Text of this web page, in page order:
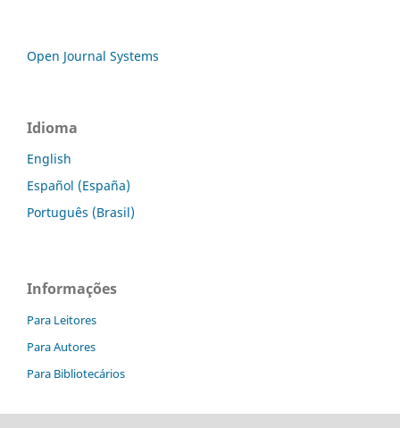
Open Journal Systems
Idioma
English
Español (España)
Português (Brasil)
Informações
Para Leitores
Para Autores
Para Bibliotecários